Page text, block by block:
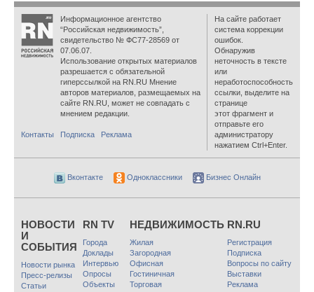
Информационное агентство
“Российская недвижимость”,
свидетельство № ФС77-28569 от
07.06.07.
Использование открытых материалов
разрешается с обязательной
гиперссылкой на RN.RU Мнение
авторов материалов, размещаемых на
сайте RN.RU, может не совпадать с
мнением редакции.
Контакты Подписка Реклама
На сайте работает
система коррекции
ошибок.
Обнаружив
неточность в тексте
или
неработоспособность
ссылки, выделите на
странице
этот фрагмент и
отправьте его
администратору
нажатием Ctrl+Enter.
Вконтакте Одноклассники Бизнес Онлайн
НОВОСТИ
И
СОБЫТИЯ
Новости рынка
Пресс-релизы
Статьи
RN TV
Города
Доклады
Интервью
Опросы
Объекты
НЕДВИЖИМОСТЬ
Жилая
Загородная
Офисная
Гостиничная
Торговая
RN.RU
Регистрация
Подписка
Вопросы по сайту
Выставки
Реклама